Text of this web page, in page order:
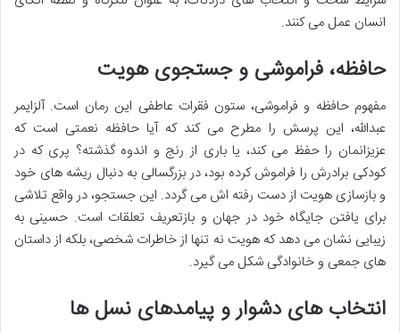
انسان عمل می کنند.
حافظه، فراموشی و جستجوی هویت
مفهوم حافظه و فراموشی، ستون فقرات عاطفی این رمان است. آلزایمر
عبدالله، این پرسش را مطرح می کند که آیا حافظه نعمتی است که
عزیزانمان را حفظ می کند، یا باری از رنج و اندوه گذشته؟ پری که در
کودکی برادرش را فراموش کرده بود، در بزرگسالی به دنبال ریشه های خود
و بازسازی هویت از دست رفته اش می گردد. این جستجو، در واقع تلاشی
برای یافتن جایگاه خود در جهان و بازتعریف تعلقات است. حسینی به
زیبایی نشان می دهد که هویت نه تنها از خاطرات شخصی، بلکه از داستان
های جمعی و خانوادگی شکل می گیرد.
انتخاب های دشوار و پیامدهای نسل ها